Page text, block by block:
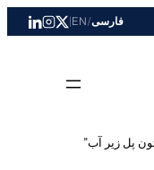
فارسی/
EN
|
پل زیر آب”